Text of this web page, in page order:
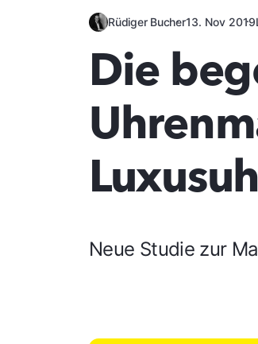
Rüdiger Bucher13. Nov 2019
Die
Neue Studie zur